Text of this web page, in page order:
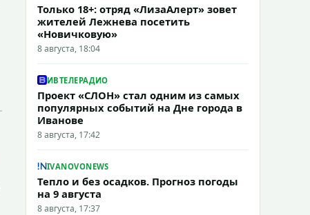
Только 18+: отряд «ЛизаАлерт» зовет
жителей Лежнева посетить
«Новичковую»
8 августа, 18:04
ИВТЕЛЕРАДИО
Проект «СЛОН» стал одним из самых
популярных событий на Дне города в
Иванове
8 августа, 17:42
IVANOVONEWS
Тепло и без осадков. Прогноз погоды
на 9 августа
8 августа, 17:37